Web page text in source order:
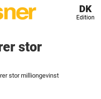
DK
Edition
stor
stor milliongevinst